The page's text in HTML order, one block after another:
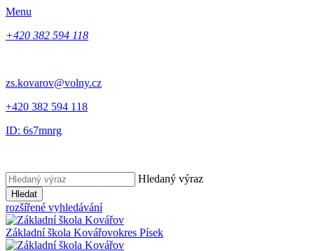
Menu
+420 382 594 118
zs.kovarov@volny.cz
+420 382 594 118
ID: 6s7mnrg
Hledaný výraz
Hledat
rozšířené vyhledávání
Základní škola Kovářovokres Písek